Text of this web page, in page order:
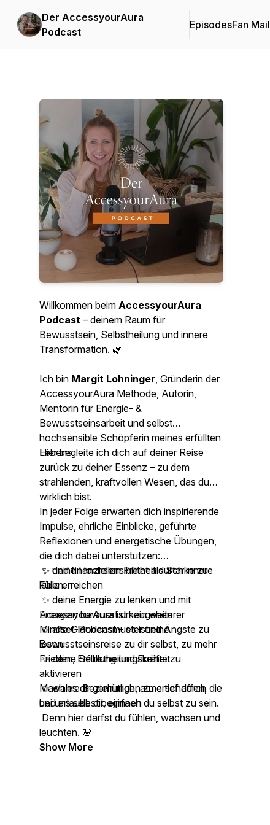
Der AccessyourAura
Podcast
EpisodesFan Mail
Willkommen beim AccessyourAura
Podcast – deinem Raum für
Bewusstsein, Selbstheilung und innere
Transformation. 🌿
Ich bin Margit Lohninger, Gründerin der
AccessyourAura Methode, Autorin,
Mentorin für Energie- &
Bewusstseinsarbeit und selbst
hochsensible Schöpferin meines erfüllten
Lebens.
Hier begleite ich dich auf deiner Reise
zurück zu deiner Essenz – zu dem
strahlenden, kraftvollen Wesen, das du
wirklich bist.
In jeder Folge erwarten dich inspirierende
Impulse, ehrliche Einblicke, geführte
Reflexionen und energetische Übungen,
die dich dabei unterstützen:
✨ deine Hochsensibilität als Stärke zu
leben
✨ deine Energie zu lenken und mit
Energien bewusst umzugehen
✨ alte Glaubensmuster und Ängste zu
lösen
✨ deine Selbstheilungskräfte zu
aktivieren
✨ wahre Beziehungen zu erschaffen, die
bei uns selbst beginnen
✨ und finanziellen Freiheit durch innere
Fülle erreichen
AccessyourAura ist kein weiterer
Mindset-Podcast – es ist eine
Bewusstseinsreise zu dir selbst, zu mehr
Frieden, Erfüllung und Freiheit.
Mach es dir gemütlich, atme tief durch
und erlaube dir, einfach du selbst zu sein.
Denn hier darfst du fühlen, wachsen und
leuchten. 🌸
Show More